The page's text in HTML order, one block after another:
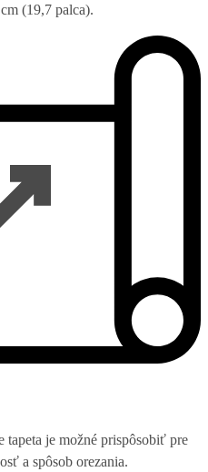
(19,7 palca).
je možné prispôsobiť pre
a spôsob orezania.